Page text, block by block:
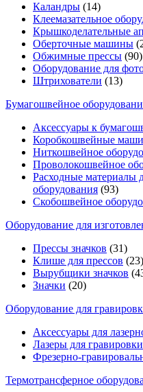
Каландры (14)
Клеемазательное
Крышкоделательные
Оберточные машины
Обжимные прессы (90)
Оборудование для
Штрихователи (13)
Бумагошвейное
Аксессуары к
Коробкошвейные
Ниткошвейное
Проволокошвейное
Расходные материалы
оборудования (93)
Скобошвейное
Оборудование для
Прессы значков (31)
Клише для прессов (23)
Вырубщики значков
Значки (20)
Оборудование для
Аксессуары для
Лазеры для гравировки
Фрезерно-
Термотрансферное